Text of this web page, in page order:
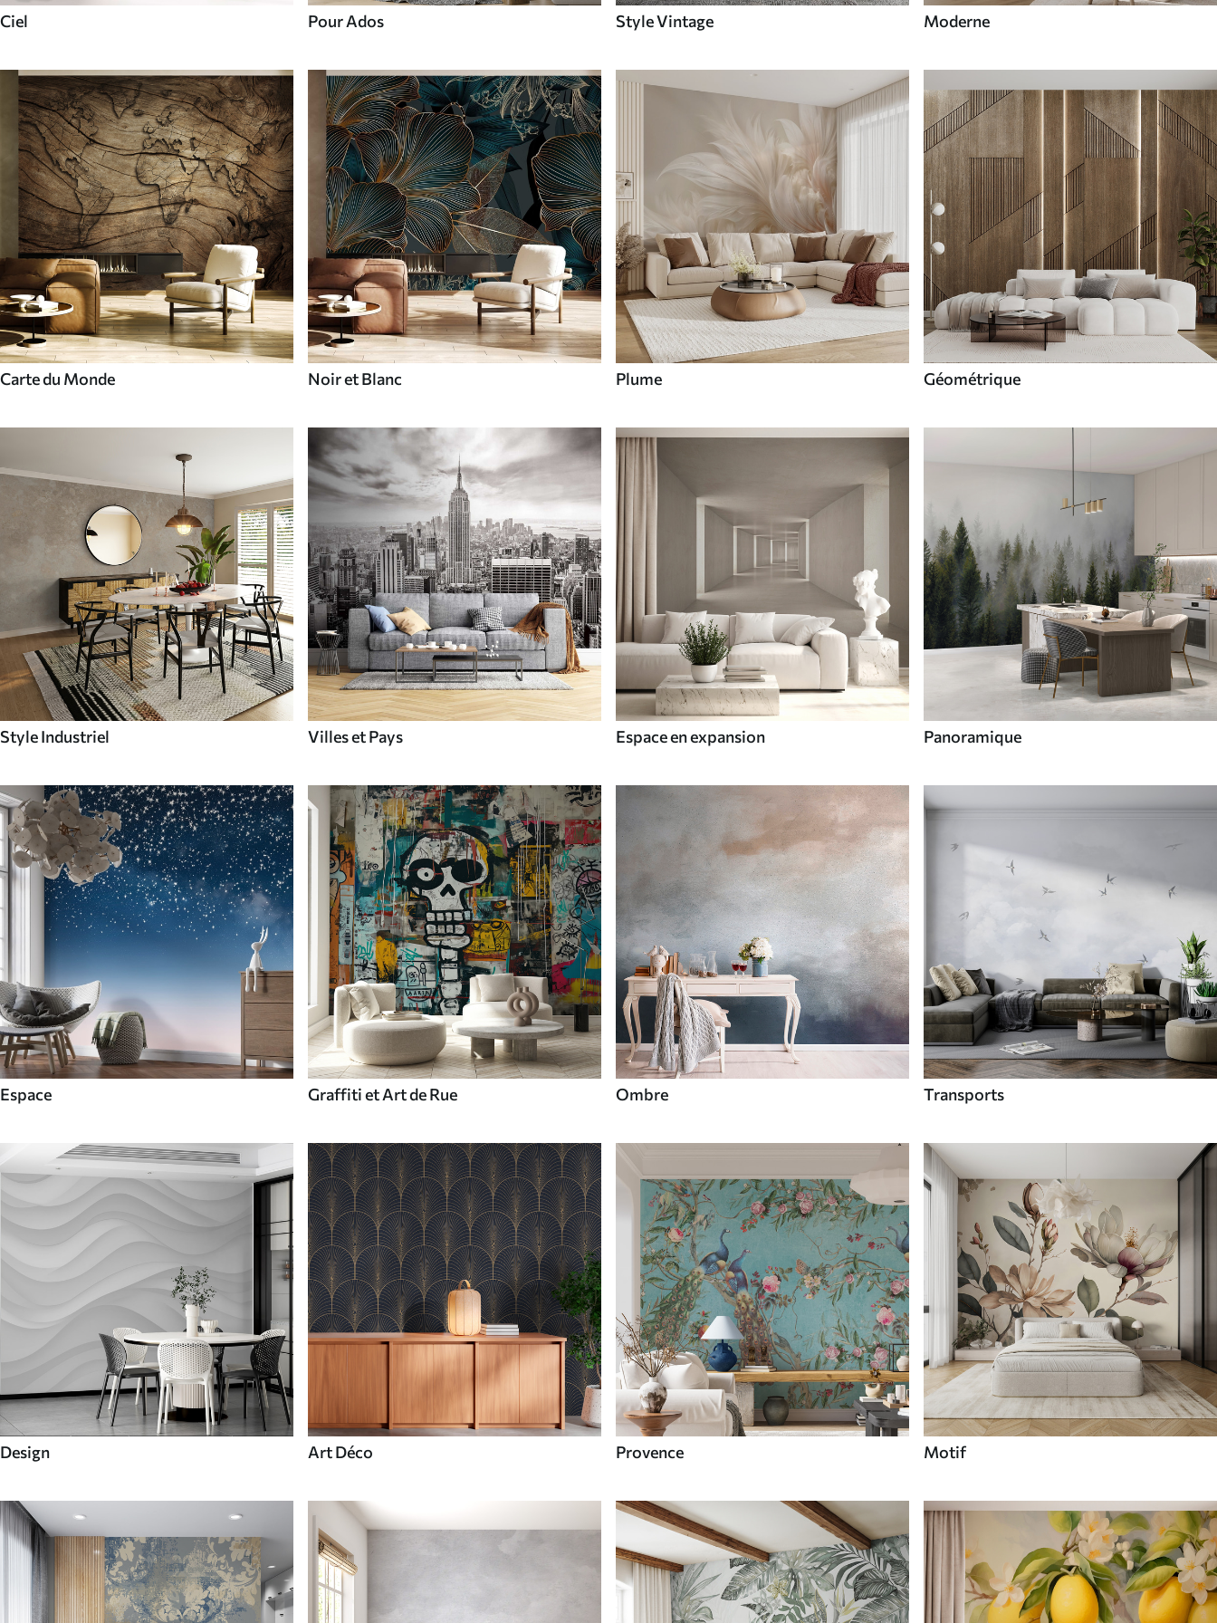
Ciel Pour Ados Style Vintage Moderne
Carte du Monde Noir et Blanc Plume Géométrique
Style Industriel Villes et Pays Espace en expansion Panoramique
Espace Graffiti et Art de Rue Ombre Transports
Design Art Déco Provence Motif